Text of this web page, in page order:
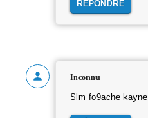
RÉPONDRE
Inconnu
Slm fo9ache